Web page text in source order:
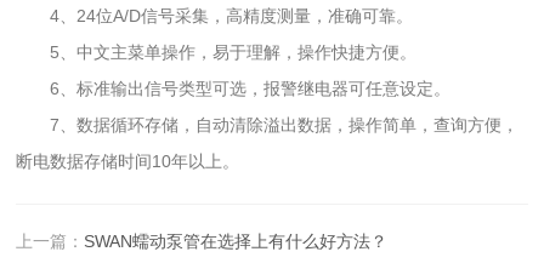
4、24位A/D信号采集，高精度测量，准确可靠。
5、中文主菜单操作，易于理解，操作快捷方便。
6、标准输出信号类型可选，报警继电器可任意设定。
7、数据循环存储，自动清除溢出数据，操作简单，查询方便，
断电数据存储时间10年以上。
上一篇： SWAN蠕动泵管在选择上有什么好方法？